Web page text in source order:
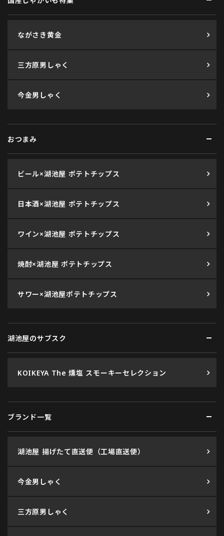
ながさき黄金
三方原男しゃく
今金男しゃく
おつまみ
ビール×湖池屋 ポテトチップス
日本酒×湖池屋 ポテトチップス
ワイン×湖池屋 ポテトチップス
焼酎×湖池屋 ポテトチップス
サワー×湖池屋ポテトチップス
湖池屋のサブスク
KOIKEYA The 燻塩 スモーキーセレクション
ブランド一覧
湖池屋 揚げたて直送便（工場直送便）
今金男しゃく
三方原男しゃく